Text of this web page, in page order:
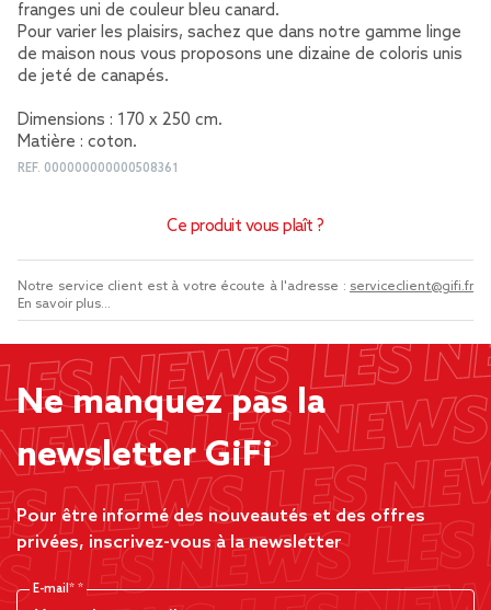
franges uni de couleur bleu canard.
Pour varier les plaisirs, sachez que dans notre gamme linge
de maison nous vous proposons une dizaine de coloris unis
de jeté de canapés.
Dimensions : 170 x 250 cm.
Matière : coton.
REF. 000000000000508361
Ce produit vous plaît ?
Notre service client est à votre écoute à l'adresse : serviceclient@gifi.fr
En savoir plus...
Ne manquez pas la
newsletter GiFi
Pour être informé des nouveautés et des offres
privées, inscrivez-vous à la newsletter
E-mail*